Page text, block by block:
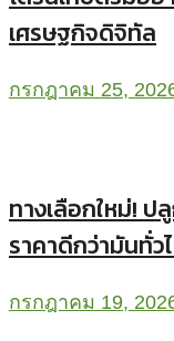
เศรษฐกิจดิจิทัล
กรกฎาคม 25,
ทางเลือกใหม่! ป
ราคาดีกว่ามันทั่ว
กรกฎาคม 19,